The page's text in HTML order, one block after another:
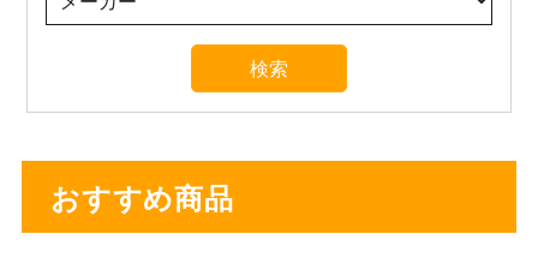
おすすめ商品